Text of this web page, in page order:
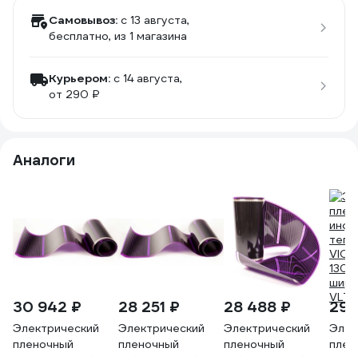
Самовывоз: c 13 августа,
бесплатно, из 1 магазина
Курьером: c 14 августа,
от 290 ₽
Аналоги
30 942 ₽
Электрический
пленочный
28 251 ₽
Электрический
пленочный
28 488 ₽
Электрический
пленочный
29